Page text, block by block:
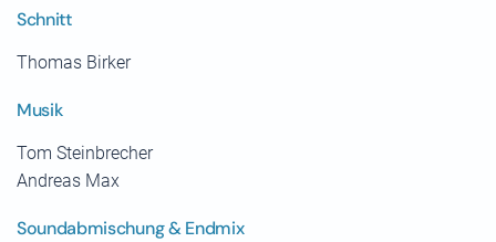
Schnitt
Thomas Birker
Musik
Tom Steinbrecher
Andreas Max
Soundabmischung & Endmix